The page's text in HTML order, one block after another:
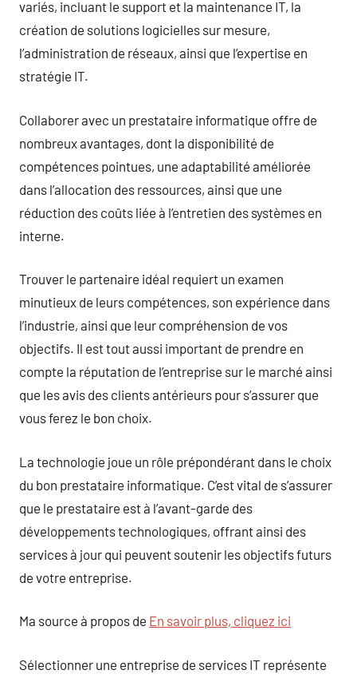
variés, incluant le support et la maintenance IT, la
création de solutions logicielles sur mesure,
l’administration de réseaux, ainsi que l’expertise en
stratégie IT.
Collaborer avec un prestataire informatique offre de
nombreux avantages, dont la disponibilité de
compétences pointues, une adaptabilité améliorée
dans l’allocation des ressources, ainsi que une
réduction des coûts liée à l’entretien des systèmes en
interne.
Trouver le partenaire idéal requiert un examen
minutieux de leurs compétences, son expérience dans
l’industrie, ainsi que leur compréhension de vos
objectifs. Il est tout aussi important de prendre en
compte la réputation de l’entreprise sur le marché ainsi
que les avis des clients antérieurs pour s’assurer que
vous ferez le bon choix.
La technologie joue un rôle prépondérant dans le choix
du bon prestataire informatique. C’est vital de s’assurer
que le prestataire est à l’avant-garde des
développements technologiques, offrant ainsi des
services à jour qui peuvent soutenir les objectifs futurs
de votre entreprise.
Ma source à propos de En savoir plus, cliquez ici
Sélectionner une entreprise de services IT représente